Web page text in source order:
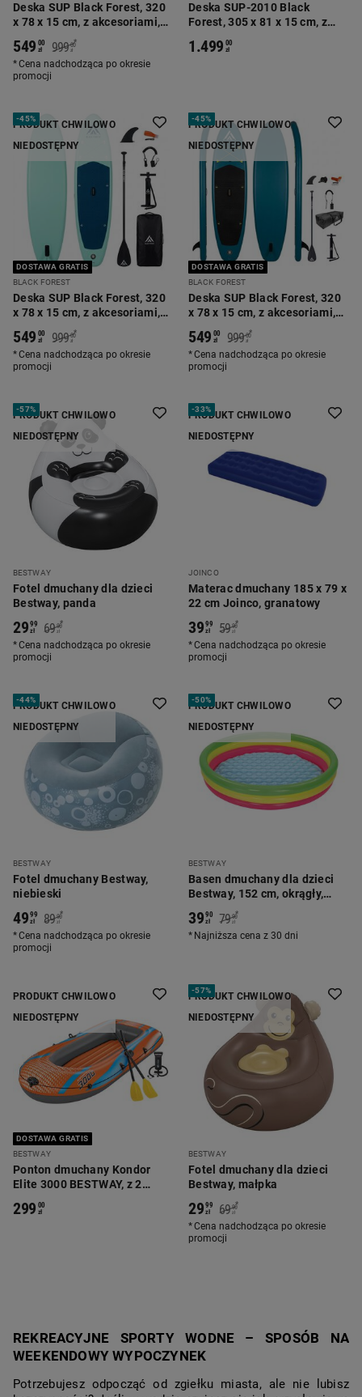
Deska SUP Black Forest, 320
x 78 x 15 cm, z akcesoriami,
jasnoniebieska
549 00
zł 999 00
zł
*
Cena nadchodząca po okresie
promocji
Deska SUP-2010 Black
Forest, 305 x 81 x 15 cm, z
1.499 00
zł
PRODUKT CHWILOWO
NIEDOSTĘPNY
-45%
DOSTAWA GRATIS
BLACK FOREST
Deska SUP Black Forest, 320
x 78 x 15 cm, z akcesoriami,
549 00
zł 999 00
zł
*
Cena nadchodząca po okresie
promocji
PRODUKT CHWILOWO
NIEDOSTĘPNY
-45%
DOSTAWA GRATIS
BLACK FOREST
Deska SUP Black Forest, 320
x 78 x 15 cm, z akcesoriami,
549 00
zł 999 00
zł
*
Cena nadchodząca po okresie
promocji
PRODUKT CHWILOWO
NIEDOSTĘPNY
-57%
BESTWAY
Fotel dmuchany dla dzieci
Bestway, panda
2999
zł 69 90
zł
*
Cena nadchodząca po okresie
promocji
PRODUKT CHWILOWO
NIEDOSTĘPNY
-33%
JOINCO
Materac dmuchany 185 x 79 x
22 cm Joinco, granatowy
3999
zł 59 90
zł
*
Cena nadchodząca po okresie
promocji
PRODUKT CHWILOWO
NIEDOSTĘPNY
-44%
BESTWAY
Fotel dmuchany Bestway,
niebieski
4999
zł 89 90
zł
*
Cena nadchodząca po okresie
promocji
PRODUKT CHWILOWO
NIEDOSTĘPNY
-50%
BESTWAY
Basen dmuchany dla dzieci
Bestway, 152 cm, okrągły,
wielokolorowy
3990
zł 79 90
zł
*
Najniższa cena z 30 dni
PRODUKT CHWILOWO
NIEDOSTĘPNY
DOSTAWA GRATIS
BESTWAY
Ponton dmuchany Kondor
Elite 3000 BESTWAY, z 2
299 00
zł
PRODUKT CHWILOWO
NIEDOSTĘPNY
-57%
BESTWAY
Fotel dmuchany dla dzieci
Bestway, małpka
2999
zł 69 90
zł
*
Cena nadchodząca po okresie
promocji
REKREACYJNE SPORTY WODNE – SPOSÓB NA
WEEKENDOWY WYPOCZYNEK
Potrzebujesz odpocząć od zgiełku miasta, ale nie lubisz